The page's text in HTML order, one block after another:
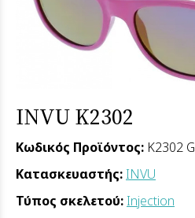
INVU K2302
Κωδικός Προϊόντος: K2302 G
Κατασκευαστής:INVU
Τύπος σκελετού:Injection